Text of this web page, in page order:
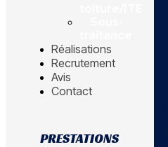
Réalisations
Recrutement
Avis
Contact
PRESTATIONS